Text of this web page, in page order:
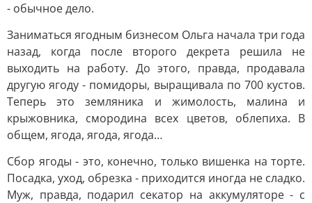
- обычное дело.
Заниматься ягодным бизнесом Ольга начала три года
назад, когда после второго декрета решила не
выходить на работу. До этого, правда, продавала
другую ягоду - помидоры, выращивала по 700 кустов.
Теперь это земляника и жимолость, малина и
крыжовника, смородина всех цветов, облепиха. В
общем, ягода, ягода, ягода…
Сбор ягоды - это, конечно, только вишенка на торте.
Посадка, уход, обрезка - приходится иногда не сладко.
Муж, правда, подарил секатор на аккумуляторе - с